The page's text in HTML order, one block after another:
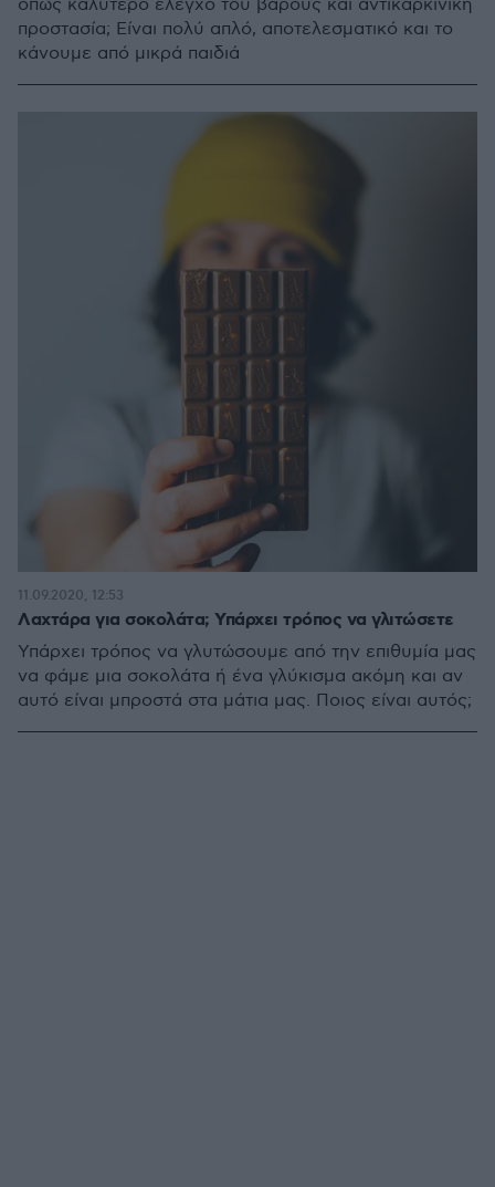
όπως καλύτερο έλεγχο του βάρους και αντικαρκινική
προστασία; Είναι πολύ απλό, αποτελεσματικό και το
κάνουμε από μικρά παιδιά
Λαχτάρα για σοκολάτα; Υπάρχει τρόπος να γλιτώσετε
Υπάρχει τρόπος να γλυτώσουμε από την επιθυμία μας
να φάμε μια σοκολάτα ή ένα γλύκισμα ακόμη και αν
αυτό είναι μπροστά στα μάτια μας. Ποιος είναι αυτός;
11.09.2020, 12:53